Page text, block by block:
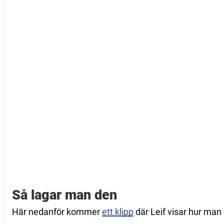
Så lagar man den
Här nedanför kommerett klippdär Leif visar hur man